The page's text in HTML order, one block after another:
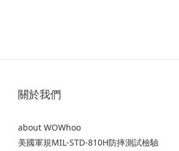
關於我們
about WOWhoo
美國軍規MIL-STD-810H防摔測試檢驗